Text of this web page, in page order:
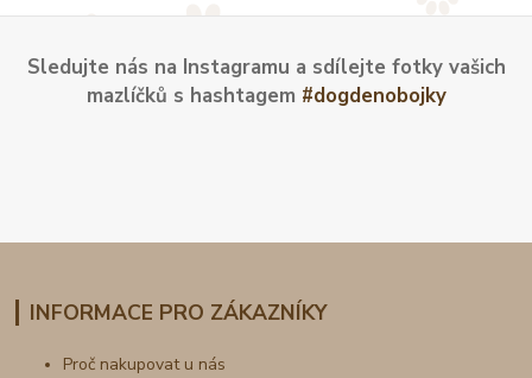
Sledujte nás na Instagramu a sdílejte fotky vašich
mazlíčků s hashtagem #dogdenobojky
INFORMACE PRO ZÁKAZNÍKY
Proč nakupovat u nás